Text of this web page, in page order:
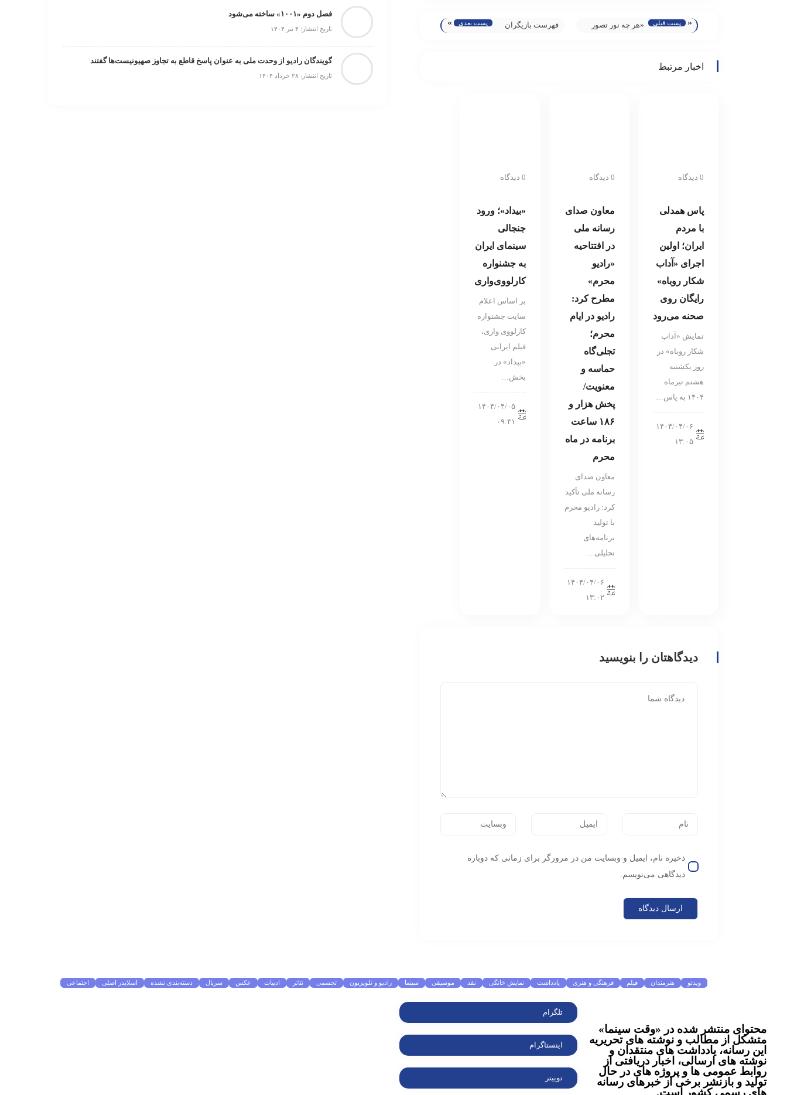
« پست قبلی
«هر چه نور‌ تصور
فهرست بازیگران
پست بعدی »
اخبار مرتبط
0 دیدگاه
پاس همدلی
با مردم
ایران؛ اولین
اجرای «آداب
شکار روباه»
رایگان روی
صحنه می‌رود
نمایش «آداب
شکار روباه» در
روز یکشنبه
هشتم تیرماه
۱۴۰۴ به پاس…
۱۴۰۴/۰۴/۰۶
۱۳:۰۵
0 دیدگاه
معاون صدای
رسانه ملی
در افتتاحیه
«رادیو
محرم»
مطرح کرد:
رادیو در ایام
محرم‌؛
تجلی‌گاه
حماسه و
معنویت/
پخش هزار و
۱۸۶ ساعت
برنامه در ماه
محرم
معاون صدای
رسانه ملی تأکید
کرد: رادیو محرم
با تولید
برنامه‌های
تحلیلی…
۱۴۰۴/۰۴/۰۶
۱۳:۰۲
0 دیدگاه
«بیداد»؛ ورود
جنجالی
سینمای ایران
به جشنواره
کارلووی‌واری
بر اساس اعلام
سایت جشنواره
کارلووی واری،
فیلم ایرانی
«بیداد» در
بخش…
۱۴۰۴/۰۴/۰۵
۰۹:۴۱
دیدگاهتان را بنویسید
ذخیره نام، ایمیل و وبسایت من در مرورگر برای زمانی که دوباره
دیدگاهی می‌نویسم.
فصل دوم «۱۰۰۱» ساخته می‌شود
تاریخ انتشار: ۴ تیر ۱۴۰۴
گویندگان رادیو از وحدت ملی به عنوان پاسخ قاطع به تجاوز صهیونیست‌ها گفتند
تاریخ انتشار: ۲۸ خرداد ۱۴۰۴
ویدئو هنرمندان فیلم فرهنگی و هنری یادداشت نمایش خانگی نقد موسیقی سینما رادیو و تلویزیون تجسمی تئاتر ادبیات عکس سریال دسته‌بندی نشده اسلایدر اصلی اجتماعی
محتوای منتشر شده در «وقت سینما»
متشکل از مطالب و نوشته های تحریریه
این رسانه، یادداشت های منتقدان و
نوشته های ارسالی، اخبار دریافتی از
روابط عمومی ها و پروژه های در حال
تولید و بازنشر برخی از خبرهای رسانه
های رسمی کشور است.
تلگرام
اینستاگرام
توییتر